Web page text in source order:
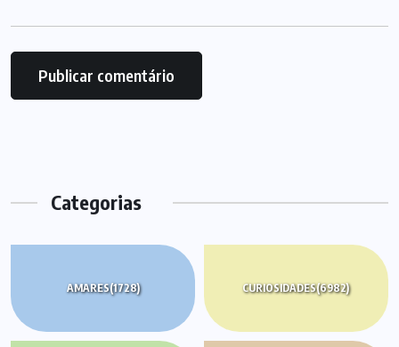
Categorias
AMARES(1728) CURIOSIDADES(6982)